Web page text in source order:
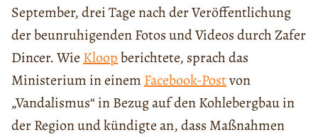
September, drei Tage nach der Veröffentlichung
der beunruhigenden Fotos und Videos durch Zafer
Dincer. Wie Kloopberichtete, sprach das
Ministerium in einem Facebook-Postvon
„Vandalismus“ in Bezug auf den Kohlebergbau in
der Region und kündigte an, dass Maßnahmen